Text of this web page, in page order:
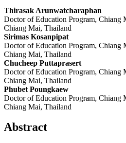
Thirasak Arunwatcharaphan
Doctor of Education Program, Chiang
Chiang Mai, Thailand
Sirimas Kosanpipat
Doctor of Education Program, Chiang
Chiang Mai, Thailand
Chucheep Puttaprasert
Doctor of Education Program, Chiang
Chiang Mai, Thailand
Phubet Poungkaew
Doctor of Education Program, Chiang
Chiang Mai, Thailand
Abstract